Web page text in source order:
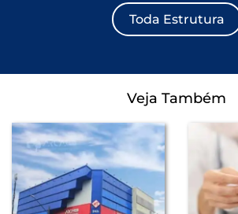
Toda Estrutura
Veja Também